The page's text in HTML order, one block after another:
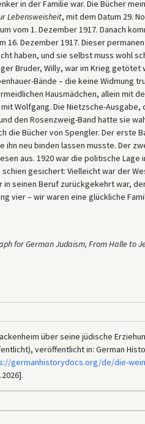
in der Familie war. Die Bücher
Lebensweisheit, mit dem Datum 29.
vom 1. Dezember 1917. Danach
16. Dezember 1917. Dieser
haben, und sie selbst muss wohl
Bruder, Willy, war im Krieg getötet
Bände – die keine Widmung
Hausmädchen, allein mit
Wolfgang. Die Nietzsche-
den Rosenzweig-Band hatte sie
die Bücher von Spengler. Der erste
ihn neu binden lassen musste. Der
aus. 1920 war die politische Lage
gesichert: Vielleicht war der
in seinen Beruf zurückgekehrt war,
vier – wir waren eine glückliche
for German Judaism, From Halle to
über seine jüdische
veröffentlicht in: German
germanhistorydocs.org/de/die-